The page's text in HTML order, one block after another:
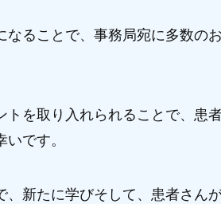
ることで、事務局宛に多数のお
トを取り入れられることで、患
です。
、新たに学びそして、患者さん